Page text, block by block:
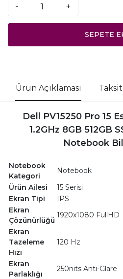
- +
SEPETE
Ürün Açıklaması
Dell PV15250 Pro 15
1.2GHz 8GB 512GB
Notebook
Notebook
Kategori
Notebook
Ürün Ailesi
15 Serisi
Ekran Tipi
IPS
Ekran
Çözünürlüğü
1920x1080 FullHD
Ekran
Tazeleme
Hızı
120 Hz
Ekran
Parlaklığı
250nits Anti-Glare